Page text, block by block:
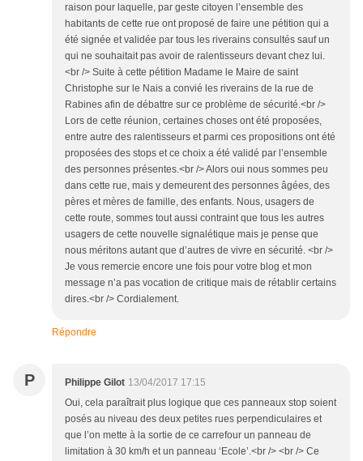
raison pour laquelle, par geste citoyen l’ensemble des
habitants de cette rue ont proposé de faire une pétition qui a
été signée et validée par tous les riverains consultés sauf un
qui ne souhaitait pas avoir de ralentisseurs devant chez lui.
<br /> Suite à cette pétition Madame le Maire de saint
Christophe sur le Nais a convié les riverains de la rue de
Rabines afin de débattre sur ce problème de sécurité.<br />
Lors de cette réunion, certaines choses ont été proposées,
entre autre des ralentisseurs et parmi ces propositions ont été
proposées des stops et ce choix a été validé par l’ensemble
des personnes présentes.<br /> Alors oui nous sommes peu
dans cette rue, mais y demeurent des personnes âgées, des
pères et mères de famille, des enfants. Nous, usagers de
cette route, sommes tout aussi contraint que tous les autres
usagers de cette nouvelle signalétique mais je pense que
nous méritons autant que d’autres de vivre en sécurité. <br />
Je vous remercie encore une fois pour votre blog et mon
message n’a pas vocation de critique mais de rétablir certains
dires.<br /> Cordialement.
Répondre
P Philippe Gilot 13/04/2017 17:15
Oui, cela paraîtrait plus logique que ces panneaux stop soient
posés au niveau des deux petites rues perpendiculaires et
que l’on mette à la sortie de ce carrefour un panneau de
limitation à 30 km/h et un panneau ‘Ecole’.<br /> <br /> Ce